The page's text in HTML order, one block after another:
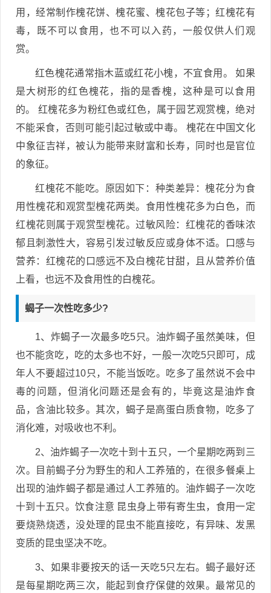
用，经常制作槐花饼、槐花蜜、槐花包子等；红槐花有
毒，既不可以食用，也不可以入药，一般仅供人们观
赏。
红色槐花通常指木蓝或红花小槐，不宜食用。 如果
是大树形的红色槐花，指的是香槐，这种是可以食用
的。 红槐花多为粉红色或红色，属于园艺观赏槐，绝对
不能采食，否则可能引起过敏或中毒。 槐花在中国文化
中象征吉祥，被认为能带来财富和长寿，同时也是官位
的象征。
红槐花不能吃。原因如下：种类差异：槐花分为食
用性槐花和观赏型槐花两类。食用性槐花多为白色，而
红槐花则属于观赏型槐花。过敏风险：红槐花的香味浓
郁且刺激性大，容易引发过敏反应或身体不适。口感与
营养：红槐花的口感远不及白槐花甘甜，且从营养价值
上看，也远不及食用性的白槐花。
蝎子一次性吃多少?
1、炸蝎子一次最多吃5只。油炸蝎子虽然美味，但
也不能贪吃，吃的太多也不好，一般一次吃5只即可，成
年人不要超过10只，不能当饭吃。吃多了虽然说不会中
毒的问题，但消化问题还是会有的，毕竟这是油炸食
品，含油比较多。其次，蝎子是高蛋白质食物，吃多了
消化难，对吸收也不利。
2、油炸蝎子一次吃十到十五只，一个星期吃两到三
次。目前蝎子分为野生的和人工养殖的，在很多餐桌上
出现的油炸蝎子都是通过人工养殖的。油炸蝎子一次吃
十到十五只。饮食注意 昆虫身上带有寄生虫，食用一定
要烧熟烧透，没处理的昆虫不能直接吃，有异味、发黑
变质的昆虫坚决不吃。
3、如果非要按天的话一天吃5只左右。蝎子最好还
是每星期吃两三次，能起到食疗保健的效果。最常见的